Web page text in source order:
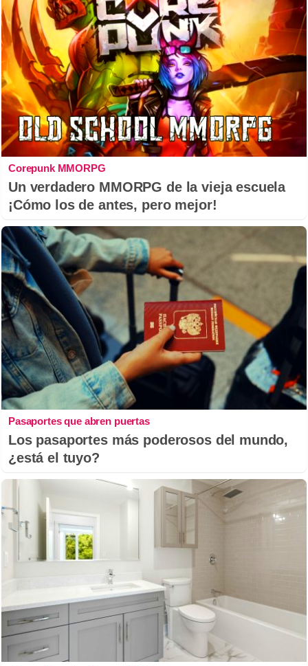
Corepunk MMORPG
Un verdadero MMORPG de la vieja escuela
¡Cómo los de antes, pero mejor!
Pasaportes que abren puertas
Los pasaportes más poderosos del mundo,
¿está el tuyo?